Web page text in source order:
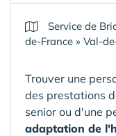
Service de
de-France » Val-
Trouver une
des prestations
senior ou d'une
adaptation de